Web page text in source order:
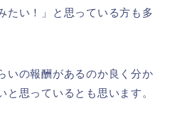
たい！」と思っている方も多
いの報酬があるのか良く分か
と思っているとも思います。